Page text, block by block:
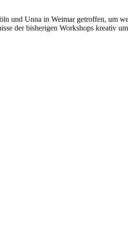
und Unna in Weimar getroffen, um
der bisherigen Workshops kreativ